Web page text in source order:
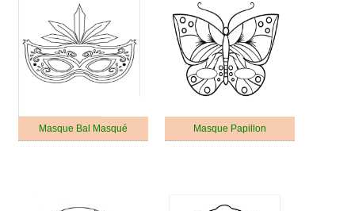
Masque Bal Masqué Masque Papillon